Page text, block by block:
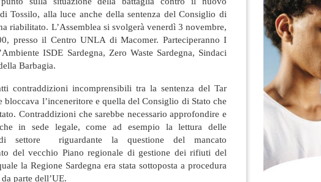
Tossilo, alla luce anche della sentenza del Consiglio di
riabilitato. L’Assemblea si svolgerà venerdì 3 novembre,
presso il Centro UNLA di Macomer. Parteciperanno I
ISDE Sardegna, Zero Waste Sardegna, Sindaci
Barbagia.
contraddizioni incomprensibili tra la sentenza del Tar
bloccava l’inceneritore e quella del Consiglio di Stato che
Contraddizioni che sarebbe necessario approfondire e
in sede legale, come ad esempio la lettura delle
settore riguardante la questione del mancato
del vecchio Piano regionale di gestione dei rifiuti del
la Regione Sardegna era stata sottoposta a procedura
parte dell’UE.